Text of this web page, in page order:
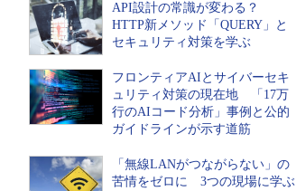
API設計の常識が変わる？
HTTP新メソッド「QUERY」と
セキュリティ対策を学ぶ
フロンティアAIとサイバーセキ
ュリティ対策の現在地 「17万
行のAIコード分析」事例と公的
ガイドラインが示す道筋
「無線LANがつながらない」の
苦情をゼロに 3つの現場に学ぶ